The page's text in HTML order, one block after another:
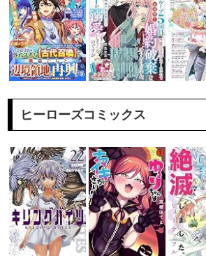
ヒーローズコミックス